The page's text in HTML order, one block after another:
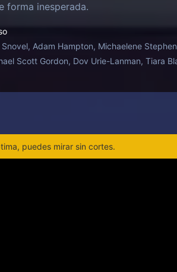
forma inesperada.
Adam Hampton, Michaelene
Scott Gordon, Dov Urie-Lanman, Tiara
puedes mirar sin cortes.